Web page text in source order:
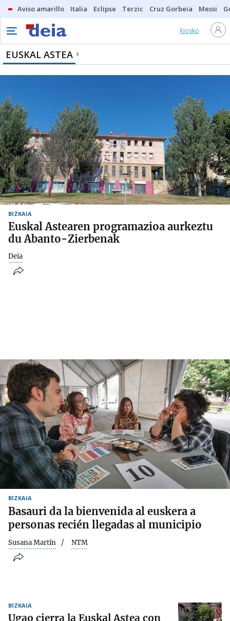
Aviso amarillo Italia Eclipse Terzic Cruz Gorbeia Messi
Kiosko
EUSKAL ASTEA
BIZKAIA
Euskal Astearen programazioa aurkeztu
du Abanto-Zierbenak
Deia
BIZKAIA
Basauri da la bienvenida al euskera a
personas recién llegadas al municipio
Susana Martín NTM
BIZKAIA
Ugao cierra la Euskal Astea con